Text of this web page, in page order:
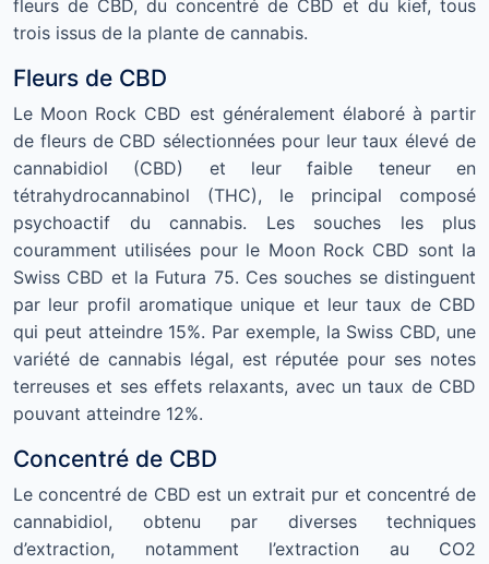
fleurs de CBD, du concentré de CBD et du kief, tous
trois issus de la plante de cannabis.
Fleurs de CBD
Le Moon Rock CBD est généralement élaboré à partir
de fleurs de CBD sélectionnées pour leur taux élevé de
cannabidiol (CBD) et leur faible teneur en
tétrahydrocannabinol (THC), le principal composé
psychoactif du cannabis. Les souches les plus
couramment utilisées pour le Moon Rock CBD sont la
Swiss CBD et la Futura 75. Ces souches se distinguent
par leur profil aromatique unique et leur taux de CBD
qui peut atteindre 15%. Par exemple, la Swiss CBD, une
variété de cannabis légal, est réputée pour ses notes
terreuses et ses effets relaxants, avec un taux de CBD
pouvant atteindre 12%.
Concentré de CBD
Le concentré de CBD est un extrait pur et concentré de
cannabidiol, obtenu par diverses techniques
d’extraction, notamment l’extraction au CO2